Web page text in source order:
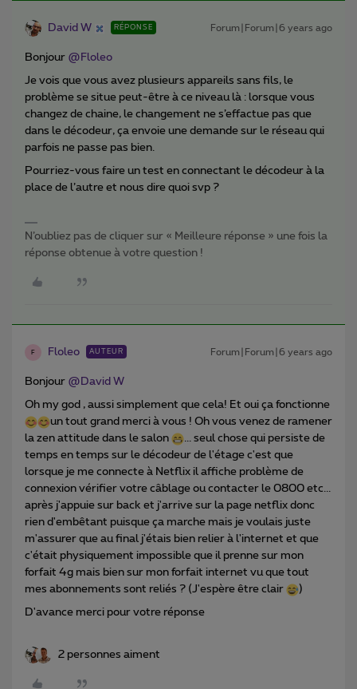
David W RÉPONSE Forum|Forum|6 years ago
Bonjour @Floleo
Je vois que vous avez plusieurs appareils sans fils, le
problème se situe peut-être à ce niveau là : lorsque vous
changez de chaine, le changement ne s’effactue pas que
dans le décodeur, ça envoie une demande sur le réseau qui
parfois ne passe pas bien.
Pourriez-vous faire un test en connectant le décodeur à la
place de l’autre et nous dire quoi svp ?
N’oubliez pas de cliquer sur « Meilleure réponse » une fois la
réponse obtenue à votre question !
F Floleo AUTEUR Forum|Forum|6 years ago
Bonjour @David W
Oh my god , aussi simplement que cela! Et oui ça fonctionne
un tout grand merci à vous ! Oh vous venez de ramener
la zen attitude dans le salon
... seul chose qui persiste de
temps en temps sur le décodeur de l'étage c'est que
lorsque je me connecte à Netflix il affiche problème de
connexion vérifier votre câblage ou contacter le 0800 etc...
après j'appuie sur back et j'arrive sur la page netflix donc
rien d'embêtant puisque ça marche mais je voulais juste
m'assurer que au final j'étais bien relier à l'internet et que
c'était physiquement impossible que il prenne sur mon
forfait 4g mais bien sur mon forfait internet vu que tout
mes abonnements sont reliés ? (J'espère être clair
)
D'avance merci pour votre réponse
2 personnes aiment